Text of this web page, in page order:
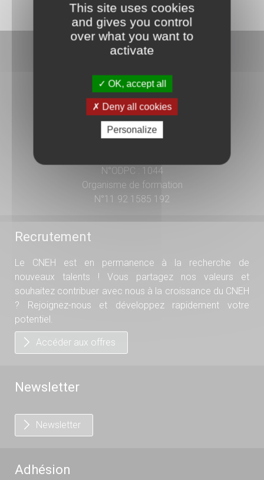
3 rue Danton
92240 Malakoff
N°ODPC : 1044
Organisme de formation
N°11 92 1585 192
Recrutement
Le CNEH est en permanence à la recherche de
nouveaux talents ! Vous partagez nos valeurs et
souhaitez contribuer avec nous à la croissance du CNEH
? Rejoignez-nous et développez rapidement votre
potentiel.
Accéder aux offres
Newsletter
Newsletter
Adhésion
This site uses cookies
and gives you control
over what you want to
activate
OK, accept all
Deny all cookies
Personalize